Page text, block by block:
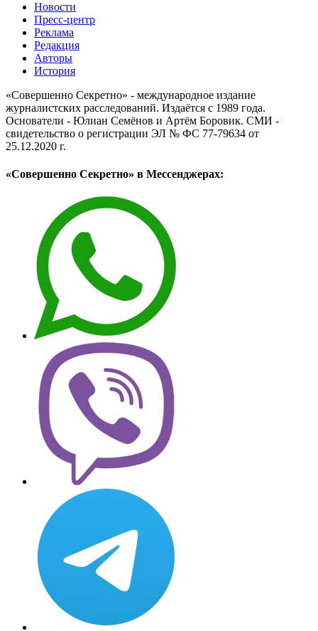
Новости
Пресс-центр
Реклама
Редакция
Авторы
История
«Совершенно Секретно» - международное издание
журналистских расследований. Издаётся с 1989 года.
Основатели - Юлиан Семёнов и Артём Боровик. CМИ -
свидетельство о регистрации ЭЛ № ФС 77-79634 от
25.12.2020 г.
«Совершенно Секретно» в Мессенджерах: